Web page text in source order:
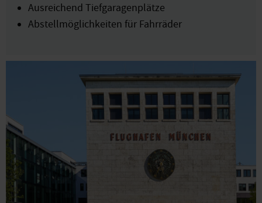
Ausreichend Tiefgaragenplätze
Abstellmöglichkeiten für Fahrräder